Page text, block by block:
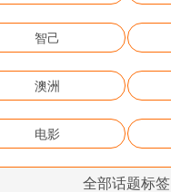
智己
澳洲
电影
全部话题标签